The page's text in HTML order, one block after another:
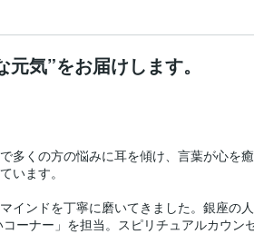
気”をお届けします。
多くの方の悩みに耳を傾け、言葉が心を
います。
インドを丁寧に磨いてきました。銀座の
ーナー」を担当。スピリチュアルカウン